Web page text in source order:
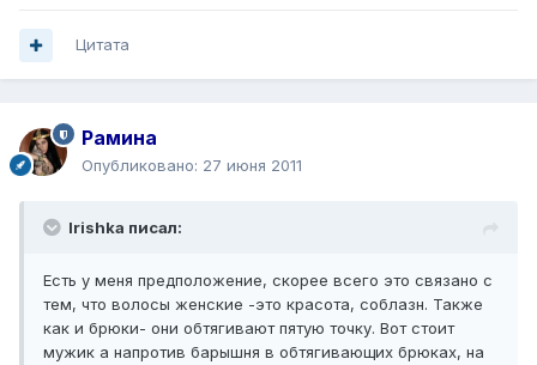
Цитата
Рамина
Опубликовано: 27 июня 2011
Irishka писал:
Есть у меня предположение, скорее всего это связано с
тем, что волосы женские -это красота, соблазн. Также
как и брюки- они обтягивают пятую точку. Вот стоит
мужик а напротив барышня в обтягивающих брюках, на